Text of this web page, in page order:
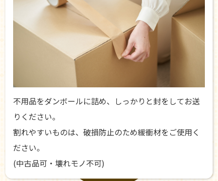
不用品をダンボールに詰め、しっかりと封をしてお送
りください。
割れやすいものは、破損防止のため緩衝材をご使用く
ださい。
(中古品可・壊れモノ不可)